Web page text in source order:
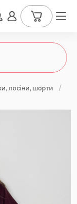
лосіни, шорти
/